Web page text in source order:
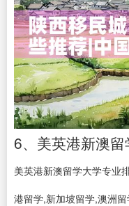
6、美英港新澳
美英港新澳留学大学专业
港留学,新加坡留学,澳洲